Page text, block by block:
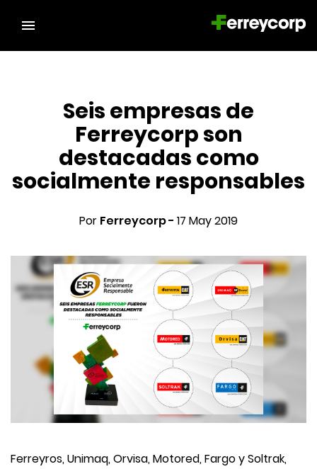
Seis empresas de
Ferreycorp son
destacadas como
socialmente responsables
Por Ferreycorp - 17 May 2019
Ferreyros, Unimaq, Orvisa, Motored, Fargo y Soltrak,